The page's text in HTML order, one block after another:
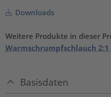
Downloads
Weitere Produkte in dieser
Warmschrumpfschlauch 2:1
Basisdaten